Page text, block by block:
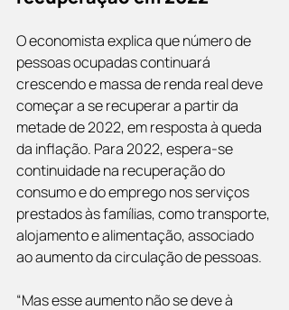
O economista explica que número de
pessoas ocupadas continuará
crescendo e massa de renda real deve
começar a se recuperar a partir da
metade de 2022, em resposta à queda
da inflação. Para 2022, espera-se
continuidade na recuperação do
consumo e do emprego nos serviços
prestados às famílias, como transporte,
alojamento e alimentação, associado
ao aumento da circulação de pessoas.
“Mas esse aumento não se deve à